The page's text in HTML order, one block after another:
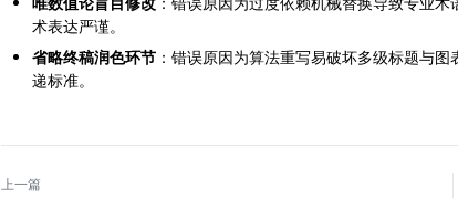
术表达严谨。
省略终稿润色环节 ：错误原因为算法重写易破坏多级标题与
递标准。
上一篇